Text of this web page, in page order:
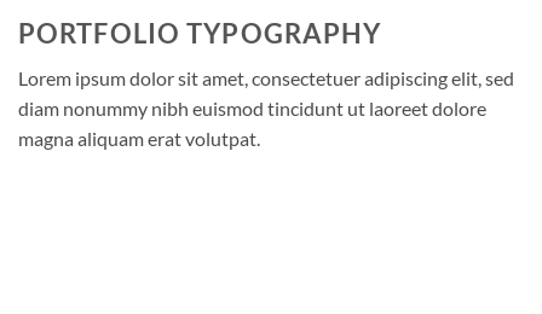
PORTFOLIO TYPOGRAPHY
Lorem ipsum dolor sit amet, consectetuer adipiscing elit, sed
diam nonummy nibh euismod tincidunt ut laoreet dolore
magna aliquam erat volutpat.